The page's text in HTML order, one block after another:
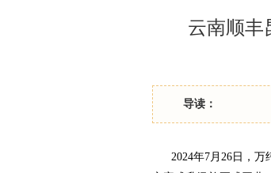
云南顺丰
导读：
2024年7月26日，万